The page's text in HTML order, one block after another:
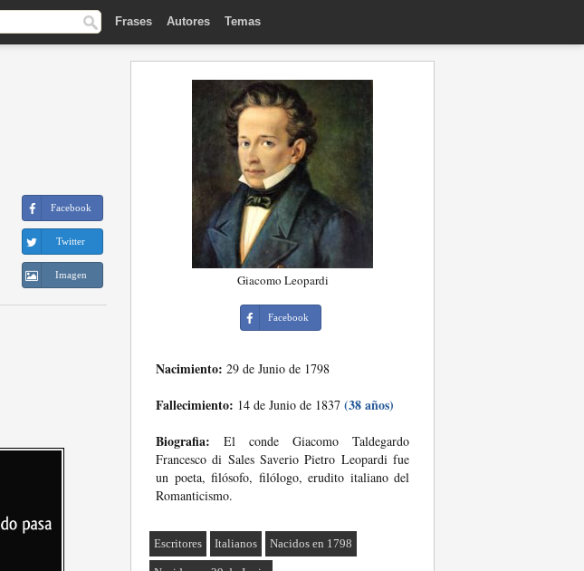
Frases Autores Temas
Facebook
Twitter
Imagen Giacomo Leopardi
Facebook
Nacimiento: 29 de Junio de 1798
Fallecimiento: 14 de Junio de 1837 (38 años)
Biografia: El conde Giacomo Taldegardo
Francesco di Sales Saverio Pietro Leopardi fue
un poeta, filósofo, filólogo, erudito italiano del
Romanticismo.
Escritores Italianos Nacidos en 1798